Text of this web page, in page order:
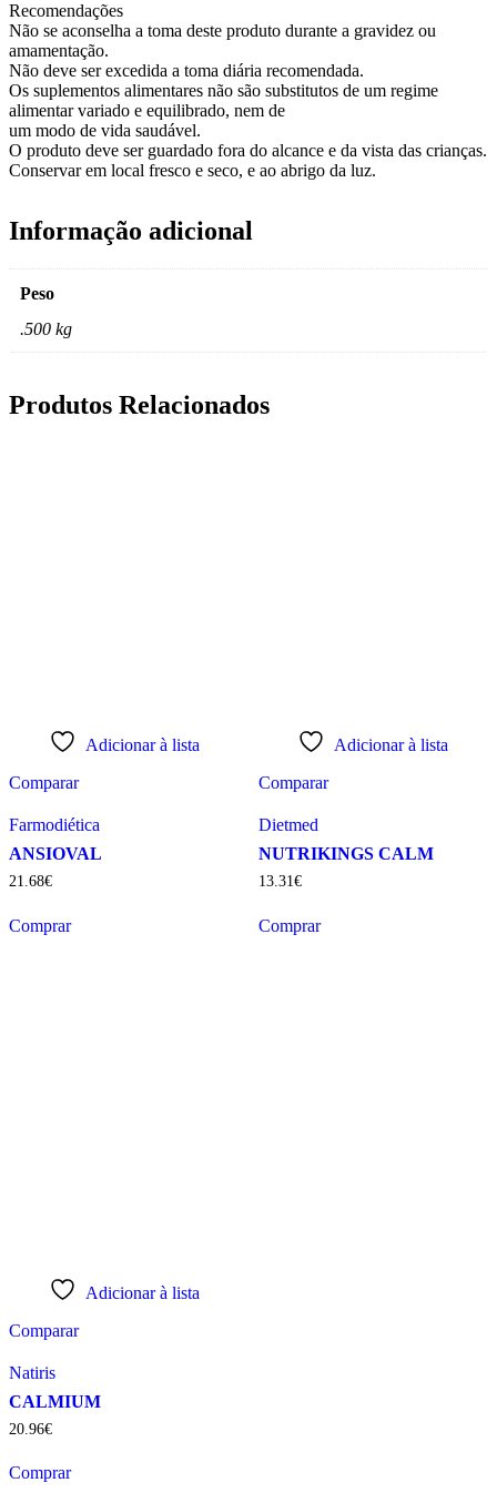
Recomendações
Não se aconselha a toma deste produto durante a gravidez ou
amamentação.
Não deve ser excedida a toma diária recomendada.
Os suplementos alimentares não são substitutos de um regime
alimentar variado e equilibrado, nem de
um modo de vida saudável.
O produto deve ser guardado fora do alcance e da vista das crianças.
Conservar em local fresco e seco, e ao abrigo da luz.
Informação adicional
Peso
.500 kg
Produtos Relacionados
Adicionar à lista
Comparar
Farmodiética
ANSIOVAL
21.68€
Comprar
Adicionar à lista
Comparar
Dietmed
NUTRIKINGS CALM
13.31€
Comprar
Adicionar à lista
Comparar
Natiris
CALMIUM
20 96€
Comprar